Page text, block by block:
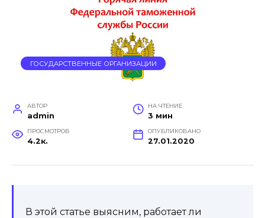
ГОСУДАРСТВЕННЫЕ ОРГАНИЗАЦИИ
АВТОР
admin
НА ЧТЕНИЕ
3 мин
ПРОСМОТРОВ
4.2к.
ОПУБЛИКОВАНО
27.01.2020
В этой статье выясним, работает ли